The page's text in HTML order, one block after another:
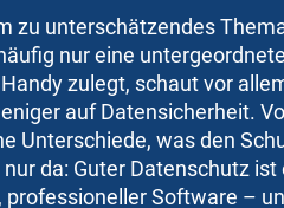
zu unterschätzendes
nur eine
zulegt, schaut vor
auf Datensicherheit.
Unterschiede, was den
da: Guter Datenschutz ist
professioneller Software –